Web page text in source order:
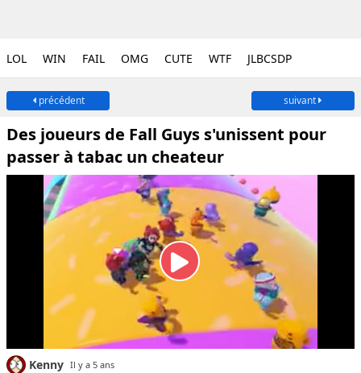
LOL WIN FAIL OMG CUTE WTF JLBCSDP
précédent suivant
Des joueurs de Fall Guys s'unissent pour
passer à tabac un cheateur
Kenny Il y a 5 ans